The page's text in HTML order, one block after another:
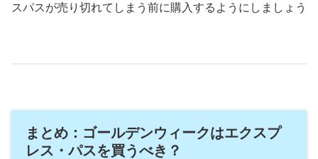
スパスが売り切れてしまう前に購入するようにしましょう
まとめ：ゴールデンウィークはエクスプ
レス・パスを買うべき？